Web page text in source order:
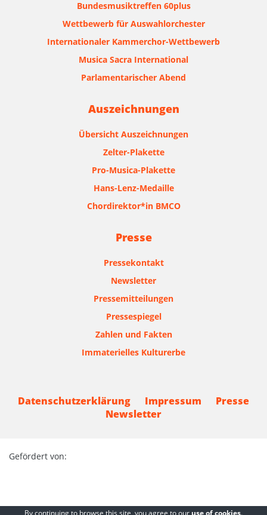
Bundesmusiktreffen 60plus
Wettbewerb für Auswahlorchester
Internationaler Kammerchor-Wettbewerb
Musica Sacra International
Parlamentarischer Abend
Auszeichnungen
Übersicht Auszeichnungen
Zelter-Plakette
Pro-Musica-Plakette
Hans-Lenz-Medaille
Chordirektor*in BMCO
Presse
Pressekontakt
Newsletter
Pressemitteilungen
Pressespiegel
Zahlen und Fakten
Immaterielles Kulturerbe
Datenschutzerklärung Impressum
Presse
Newsletter
Gefördert von:
By continuing to browse this site, you agree to our use of cookies.